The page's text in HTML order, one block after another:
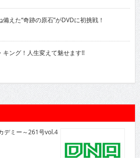
えた“奇跡の原石”がDVDに初挑戦！
ング！人生変えて魅せます!!
デミー～261号vol.4